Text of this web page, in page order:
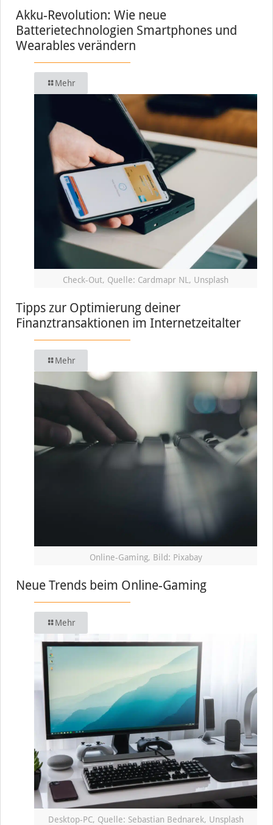
Akku-Revolution: Wie neue
Batterietechnologien Smartphones und
Wearables verändern
Mehr
Check-Out, Quelle: Cardmapr NL, Unsplash
Tipps zur Optimierung deiner
Finanztransaktionen im Internetzeitalter
Mehr
Online-Gaming, Bild: Pixabay
Neue Trends beim Online-Gaming
Mehr
Desktop-PC, Quelle: Sebastian Bednarek, Unsplash